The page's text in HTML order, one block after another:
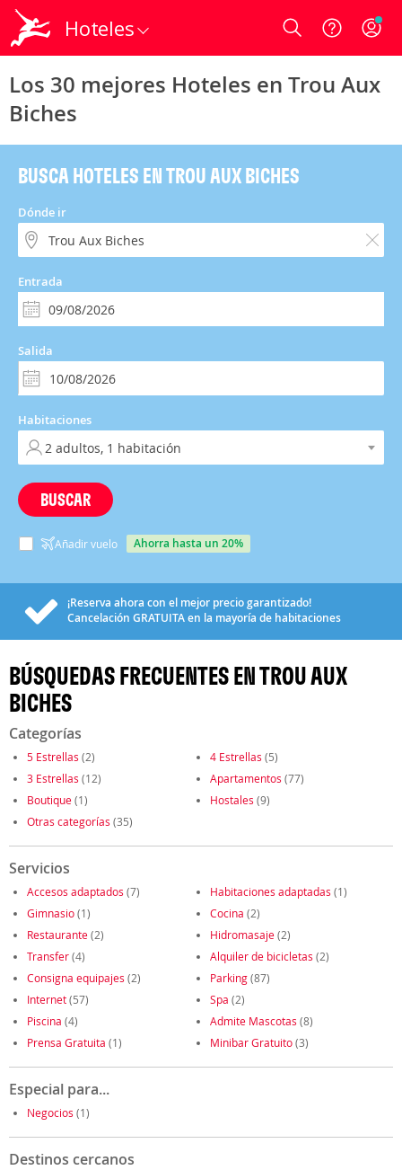
Hoteles Login
Los 30 mejores Hoteles en Trou Aux
Biches
BUSCA HOTELES EN TROU AUX BICHES
Dónde ir
Entrada
Salida
Habitaciones
BUSCAR
Añadir vuelo ahorra hasta un 20%
¡Reserva ahora con el mejor precio garantizado!
Cancelación GRATUITAen la mayoría de habitaciones
BÚSQUEDAS FRECUENTES EN TROU AUX
BICHES
Categorías
5 Estrellas (2) 4 Estrellas (5)
3 Estrellas (12) Apartamentos (77)
Boutique(1) Hostales (9)
Otras categorías (35)
Servicios
Accesos adaptados (7) Habitaciones adaptadas (1)
Gimnasio(1) Cocina (2)
Restaurante(2) Hidromasaje(2)
Transfer(4) Alquiler de bicicletas (2)
Consigna equipajes (2) Parking(87)
Internet(57) Spa (2)
Piscina (4) Admite Mascotas (8)
Prensa Gratuita (1) Minibar Gratuito(3)
Especial para...
Negocios (1)
Destinos cercanos